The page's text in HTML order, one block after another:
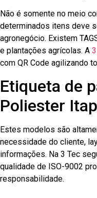
Não é somente no meio
determinados itens deve
agronegócio. Existem
e plantações agrícolas. A
com QR Code agilizando
Etiqueta de
Poliester
Estes modelos são
necessidade do cliente,
informações. Na 3 Tec
qualidade de ISO-9002
responsabilidade.